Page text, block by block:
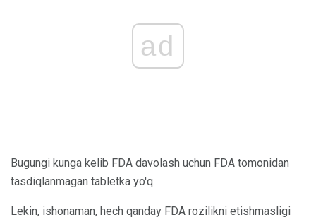
ad
Bugungi kunga kelib FDA davolash uchun FDA tomonidan
tasdiqlanmagan tabletka yo'q.
Lekin, ishonaman, hech qanday FDA rozilikni etishmasligi